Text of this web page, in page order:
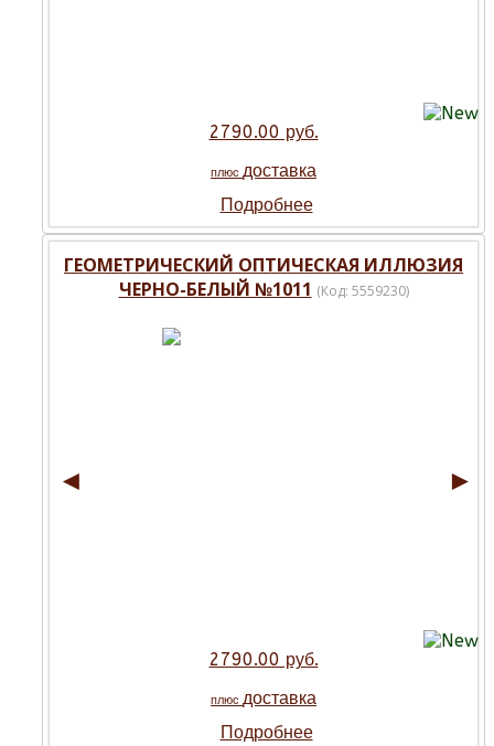
2790.00 руб.
плюс доставка
Подробнее
ГЕОМЕТРИЧЕСКИЙ ОПТИЧЕСКАЯ ИЛЛЮЗИЯ
ЧЕРНО-БЕЛЫЙ №1011 (Код: 5559230)
◄ ►
2790.00 руб.
плюс доставка
Подробнее